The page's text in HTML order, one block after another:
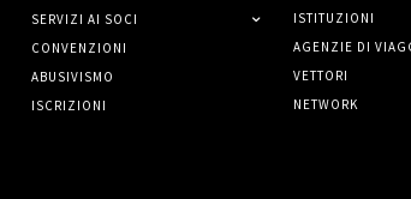
SERVIZI AI SOCI
CONVENZIONI
ABUSIVISMO
ISCRIZIONI
ISTITUZIONI
AGENZIE DI
VETTORI
NETWORK